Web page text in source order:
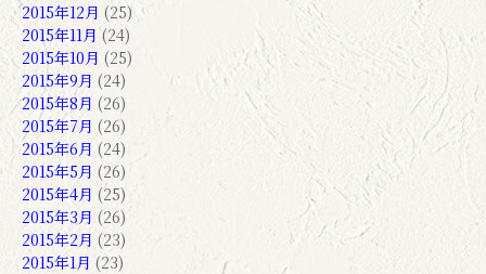
2015年12月 (25)
2015年11月 (24)
2015年10月 (25)
2015年9月 (24)
2015年8月 (26)
2015年7月 (26)
2015年6月 (24)
2015年5月 (26)
2015年4月 (25)
2015年3月 (26)
2015年2月 (23)
2015年1月 (23)